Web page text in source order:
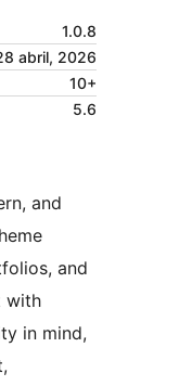
1.0.8
abril, 2026
10+
5.6
and
and
with
in mind,